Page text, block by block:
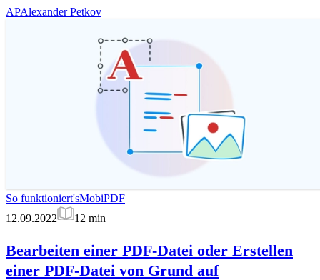
APAlexander Petkov
So funktioniert'sMobiPDF
12.09.2022
12 min
Bearbeiten einer PDF-Datei oder Erstellen
einer PDF-Datei von Grund auf